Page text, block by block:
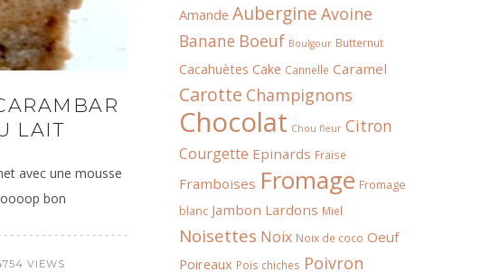
LAIT
avec une mousse
bon
VIEWS
Amande Aubergine Avoine
Banane Boeuf Boulgour Butternut
Cacahuètes Cake Cannelle Caramel
Carotte Champignons
Chocolat Chou fleur Citron
Courgette Epinards Fraise
Framboises Fromage Fromage
blanc Jambon Lardons Miel
Noisettes Noix Noix de coco Oeuf
Poireaux Pois chiches Poivron